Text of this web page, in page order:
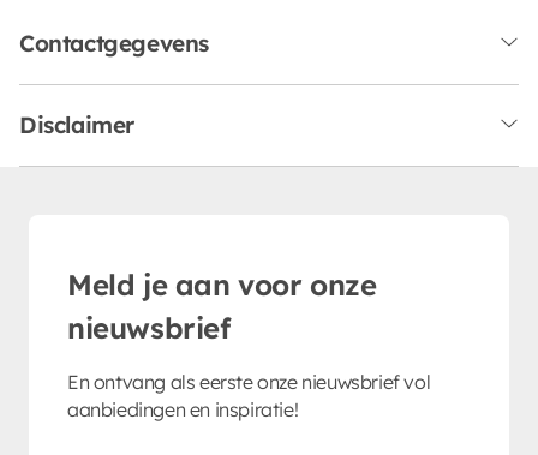
Contactgegevens
Disclaimer
Meld je aan voor onze
nieuwsbrief
En ontvang als eerste onze nieuwsbrief vol
aanbiedingen en inspiratie!